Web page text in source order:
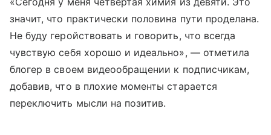
значит, что практически половина пути проделана.
Не буду геройствовать и говорить, что всегда
чувствую себя хорошо и идеально», — отметила
блогер в своем видеообращении к подписчикам,
добавив, что в плохие моменты старается
переключить мысли на позитив.